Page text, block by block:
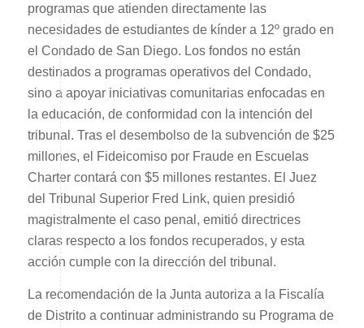
programas que atienden directamente las
necesidades de estudiantes de kínder a 12º grado en
el Condado de San Diego. Los fondos no están
destinados a programas operativos del Condado,
sino a apoyar iniciativas comunitarias enfocadas en
la educación, de conformidad con la intención del
tribunal. Tras el desembolso de la subvención de $25
millones, el Fideicomiso por Fraude en Escuelas
Charter contará con $5 millones restantes. El Juez
del Tribunal Superior Fred Link, quien presidió
magistralmente el caso penal, emitió directrices
claras respecto a los fondos recuperados, y esta
acción cumple con la dirección del tribunal.
La recomendación de la Junta autoriza a la Fiscalía
de Distrito a continuar administrando su Programa de